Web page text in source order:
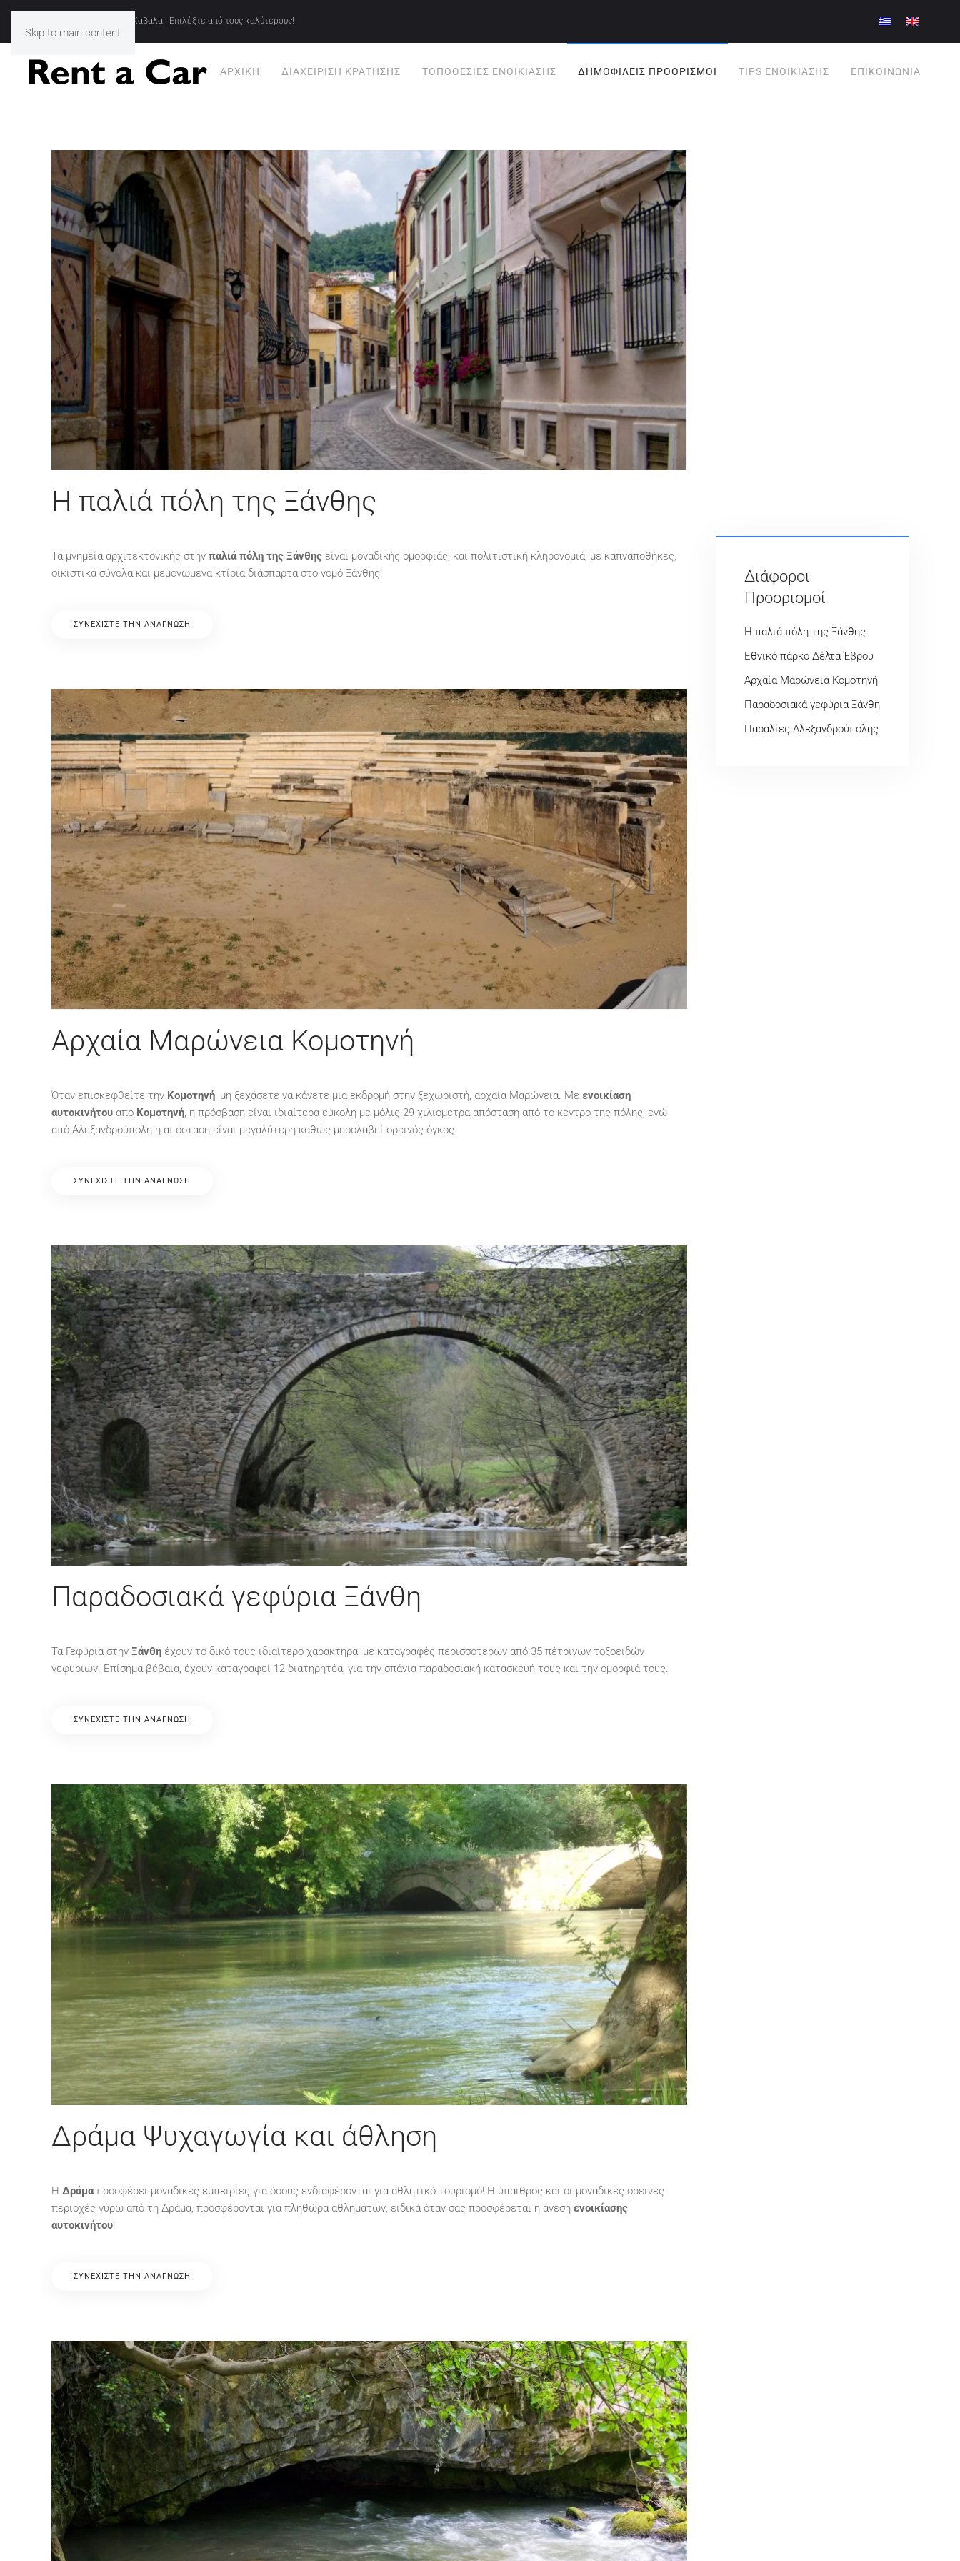
Skip to main content
Ενοικιασεις Αυτοκινητων Καβαλα - Επιλέξτε από τους καλύτερους!
ΑΡΧΙΚΉ ΔΙΑΧΕΊΡΙΣΗ ΚΡΆΤΗΣΗΣ ΤΟΠΟΘΕΣΊΕΣ ΕΝΟΙΚΊΑΣΗΣ ΔΗΜΟΦΙΛΕΊΣ ΠΡΟΟΡΙΣΜΟΊ TIPS ΕΝΟΙΚΊΑΣΗΣ ΕΠΙΚΟΙΝΩΝΊΑ
Η παλιά πόλη της Ξάνθης
Τα μνημεία αρχιτεκτονικής στην παλιά πόλη της Ξάνθης είναι μοναδικής ομορφιάς, και πολιτιστική κληρονομιά, με καπναποθήκες,
οικιστικά σύνολα και μεμονωμενα κτίρια διάσπαρτα στο νομό Ξάνθης!
ΣΥΝΕΧΊΣΤΕ ΤΗΝ ΑΝΆΓΝΩΣΗ
Αρχαία Μαρώνεια Κομοτηνή
Όταν επισκεφθείτε την Κομοτηνή, μη ξεχάσετε να κάνετε μια εκδρομή στην ξεχωριστή, αρχαία Μαρώνεια. Με ενοικίαση
αυτοκινήτου από Κομοτηνή, η πρόσβαση είναι ιδιαίτερα εύκολη με μόλις 29 χιλιόμετρα απόσταση από το κέντρο της πόλης, ενώ
από Αλεξανδρούπολη η απόσταση είναι μεγαλύτερη καθώς μεσολαβεί ορεινός όγκος.
ΣΥΝΕΧΊΣΤΕ ΤΗΝ ΑΝΆΓΝΩΣΗ
Παραδοσιακά γεφύρια Ξάνθη
Τα Γεφύρια στην Ξάνθη έχουν το δικό τους ιδιαίτερο χαρακτήρα, με καταγραφές περισσότερων από 35 πέτρινων τοξοειδών
γεφυριών. Επίσημα βέβαια, έχουν καταγραφεί 12 διατηρητέα, για την σπάνια παραδοσιακή κατασκευή τους και την ομορφιά τους.
ΣΥΝΕΧΊΣΤΕ ΤΗΝ ΑΝΆΓΝΩΣΗ
Δράμα Ψυχαγωγία και άθληση
Η Δράμαπροσφέρει μοναδικές εμπειρίες για όσους ενδιαφέρονται για αθλητικό τουρισμό! Η ύπαιθρος και οι μοναδικές ορεινές
περιοχές γύρω από τη Δράμα, προσφέρονται για πληθώρα αθλημάτων, ειδικά όταν σας προσφέρεται η άνεση ενοικίασης
αυτοκινήτου!
ΣΥΝΕΧΊΣΤΕ ΤΗΝ ΑΝΆΓΝΩΣΗ
Διάφοροι
Προορισμοί
Η παλιά πόλη της Ξάνθης
Εθνικό πάρκο Δέλτα Έβρου
Αρχαία Μαρώνεια Κομοτηνή
Παραδοσιακά γεφύρια Ξάνθη
Παραλίες Αλεξανδρούπολης